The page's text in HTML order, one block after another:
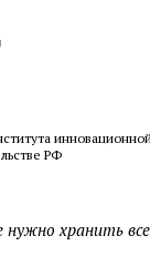
РФ
хранить